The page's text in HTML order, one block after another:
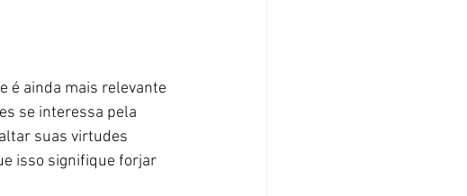
é ainda mais relevante
se interessa pela
suas virtudes
isso signifique forjar